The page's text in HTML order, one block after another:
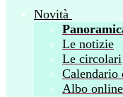
Novità
Le notizie
Le circolari
Calendario
Albo online